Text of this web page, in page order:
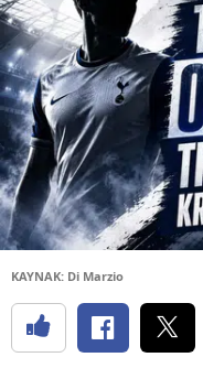
KAYNAK: Di Marzio